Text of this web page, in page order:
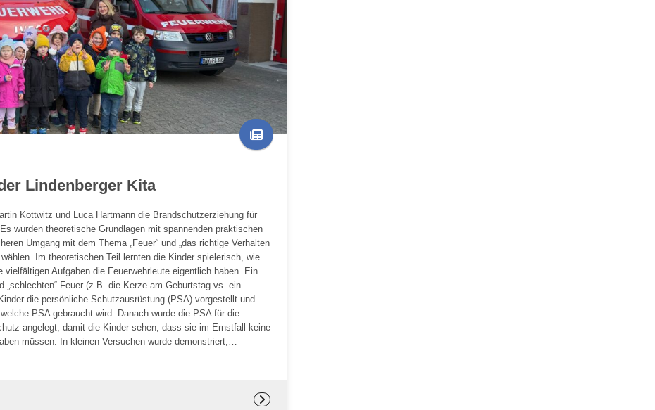
Lindenberger Kita
Kottwitz und Luca Hartmann die Brandschutzerziehung für
wurden theoretische Grundlagen mit spannenden praktischen
Umgang mit dem Thema „Feuer“ und „das richtige Verhalten
Im theoretischen Teil lernten die Kinder spielerisch, wie
Aufgaben die Feuerwehrleute eigentlich haben. Ein
„schlechten“ Feuer (z.B. die Kerze am Geburtstag vs. ein
die persönliche Schutzausrüstung (PSA) vorgestellt und
PSA gebraucht wird. Danach wurde die PSA für die
angelegt, damit die Kinder sehen, dass sie im Ernstfall keine
müssen. In kleinen Versuchen wurde demonstriert,…